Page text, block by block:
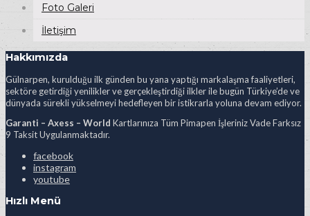
Foto Galeri
İletişim
Hakkımızda
Gülnarpen, kurulduğu ilk günden bu yana yaptığı markalaşma faaliyetleri,
sektöre getirdiği yenilikler ve gerçekleştirdiği ilkler ile bugün Türkiye’de ve
dünyada sürekli yükselmeyi hedefleyen bir istikrarla yoluna devam ediyor.
Garanti – Axess – World Kartlarınıza Tüm Pimapen İşleriniz Vade Farksız
9 Taksit Uygulanmaktadır.
facebook
instagram
youtube
Hızlı Menü